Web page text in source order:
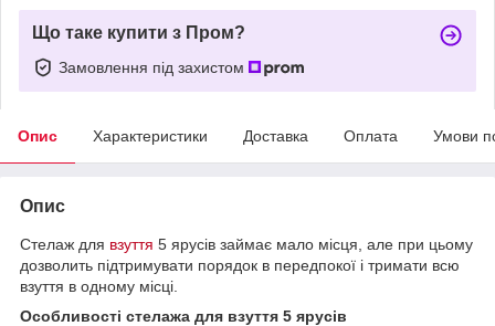
Що таке купити з Пром?
Замовлення під захистом
Опис Характеристики Доставка Оплата Умови
Опис
Стелаж для взуття 5 ярусів займає мало місця, але при цьому
дозволить підтримувати порядок в передпокої і тримати всю
взуття в одному місці.
Особливості стелажа для взуття 5 ярусів